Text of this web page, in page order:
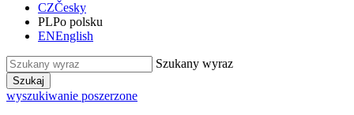
CZČesky
PLPo polsku
ENEnglish
Szukany wyraz
Szukaj
wyszukiwanie poszerzone